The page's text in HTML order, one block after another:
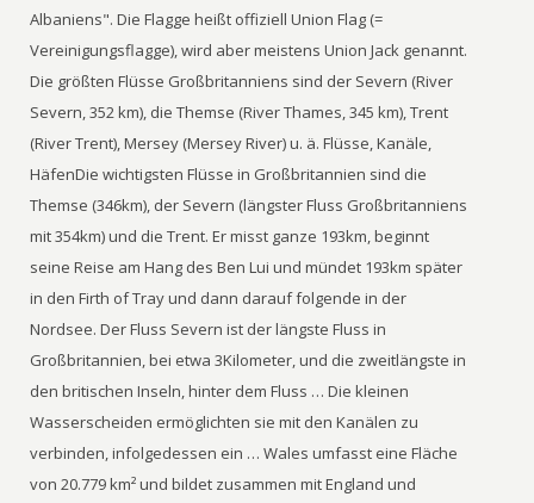
Albaniens". Die Flagge heißt offiziell Union Flag (=
Vereinigungsflagge), wird aber meistens Union Jack genannt.
Die größten Flüsse Großbritanniens sind der Severn (River
Severn, 352 km), die Themse (River Thames, 345 km), Trent
(River Trent), Mersey (Mersey River) u. ä. Flüsse, Kanäle,
HäfenDie wichtigsten Flüsse in Großbritannien sind die
Themse (346km), der Severn (längster Fluss Großbritanniens
mit 354km) und die Trent. Er misst ganze 193km, beginnt
seine Reise am Hang des Ben Lui und mündet 193km später
in den Firth of Tray und dann darauf folgende in der
Nordsee. Der Fluss Severn ist der längste Fluss in
Großbritannien, bei etwa 3Kilometer, und die zweitlängste in
den britischen Inseln, hinter dem Fluss … Die kleinen
Wasserscheiden ermöglichten sie mit den Kanälen zu
verbinden, infolgedessen ein … Wales umfasst eine Fläche
von 20.779 km² und bildet zusammen mit England und